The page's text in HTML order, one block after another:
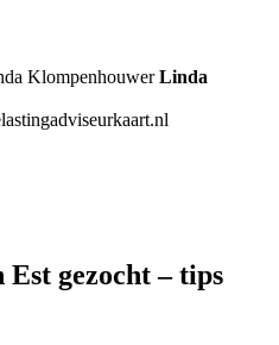
Linda
gezocht – tips